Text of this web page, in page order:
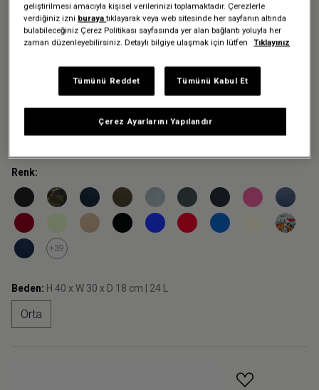
Üzgünüz - bu ürün artık
mevcut değil
DAY PAK'R SHAPE PINK SIRT
ÇANTASI
2.999,00 TL -%30
Renk:
+39
Beden: H 40 x W 30 x D 18 cm | 24 L
Orta
geliştirilmesi amacıyla kişisel verilerinizi toplamaktadır. Çerezlerle
verdiğiniz izni burayatıklayarak veya web sitesinde her sayfanın altında
bulabileceğiniz Çerez Politikası sayfasında yer alan bağlantı yoluyla her
zaman düzenleyebilirsiniz. Detaylı bilgiye ulaşmak için lütfen
Tıklayınız
Çerez Ayarlarını Yapılandır
Tümünü Reddet Tümünü Kabul Et